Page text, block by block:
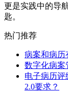
更是实践中的导
匙。
热门推荐
病案和病历
数字化病案
电子病历评
2.0要求？